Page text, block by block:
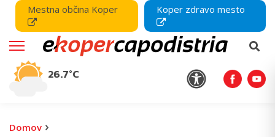
Mestna občina Koper Koper zdravo mesto
26.7°C
Domov ›